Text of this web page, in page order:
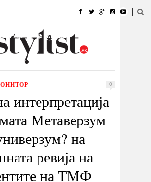
УБАВИНА
@РАБОТА
ИЗЛОГ
0
интерпретација
Метаверзум
на
ревија на
на ТМФ